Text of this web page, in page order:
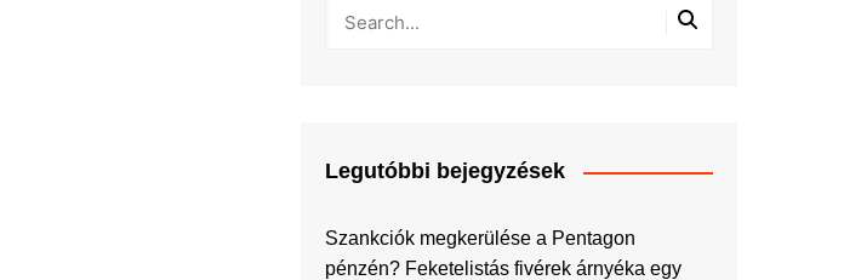
Legutóbbi bejegyzések
Szankciók megkerülése a Pentagon
pénzén? Feketelistás fivérek árnyéka egy